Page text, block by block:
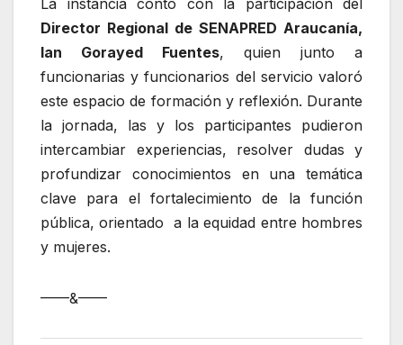
Director Regional de SENAPRED Araucanía,
Ian Gorayed Fuentes, quien junto a
funcionarias y funcionarios del servicio valoró
este espacio de formación y reflexión. Durante
la jornada, las y los participantes pudieron
intercambiar experiencias, resolver dudas y
profundizar conocimientos en una temática
clave para el fortalecimiento de la función
pública, orientado a la equidad entre hombres
y mujeres.
——&——